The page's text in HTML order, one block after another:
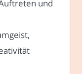
und